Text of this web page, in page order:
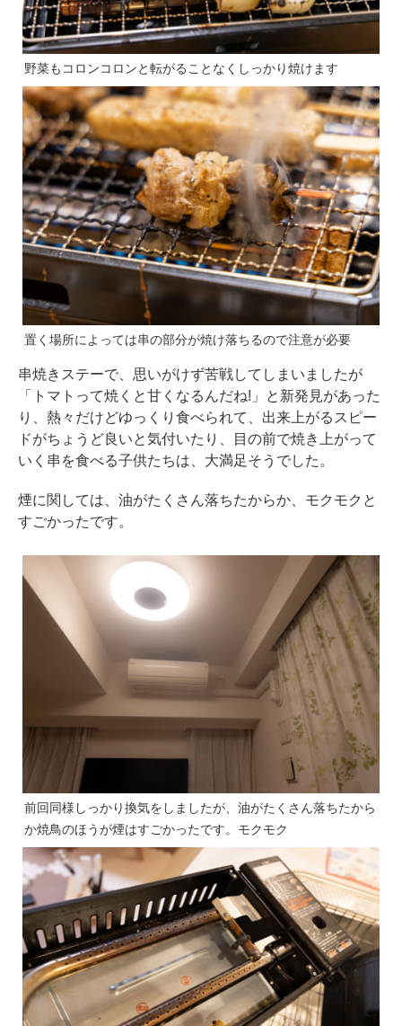
野菜もコロンコロンと転がることなくしっかり焼けます
置く場所によっては串の部分が焼け落ちるので注意が必要
串焼きステーで、思いがけず苦戦してしまいましたが
「トマトって焼くと甘くなるんだね!」と新発見があった
り、熱々だけどゆっくり食べられて、出来上がるスピー
ドがちょうど良いと気付いたり、目の前で焼き上がって
いく串を食べる子供たちは、大満足そうでした。
煙に関しては、油がたくさん落ちたからか、モクモクと
すごかったです。
前回同様しっかり換気をしましたが、油がたくさん落ちたから
か焼鳥のほうが煙はすごかったです。モクモク